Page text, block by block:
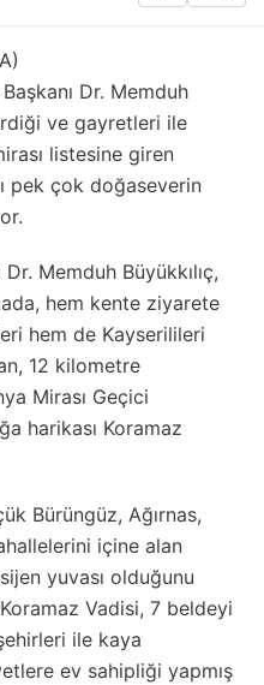
Dr. Memduh
ve gayretleri ile
listesine giren
pek çok doğaseverin
Memduh Büyükkılıç,
hem kente ziyarete
hem de Kayserilileri
12 kilometre
Mirası Geçici
harikası Koramaz
Bürüngüz, Ağırnas,
içine alan
yuvası olduğunu
Vadisi, 7 beldeyi
ile kaya
ev sahipliği yapmış